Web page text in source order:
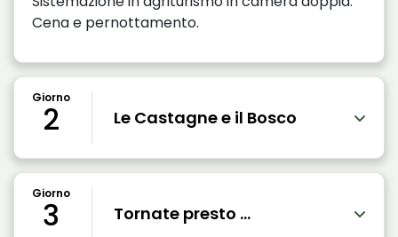
Cena e pernottamento.
Giorno
2 Le Castagne e il Bosco
Giorno
3 Tornate presto ...